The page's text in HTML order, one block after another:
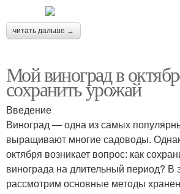
читать дальше →
Мой виноград в
сохранить урожай
Введение
Виноград — одна из самых
выращивают многие садоводы.
октября возникает вопрос: как
винограда на длительный период? В
рассмотрим основные методы